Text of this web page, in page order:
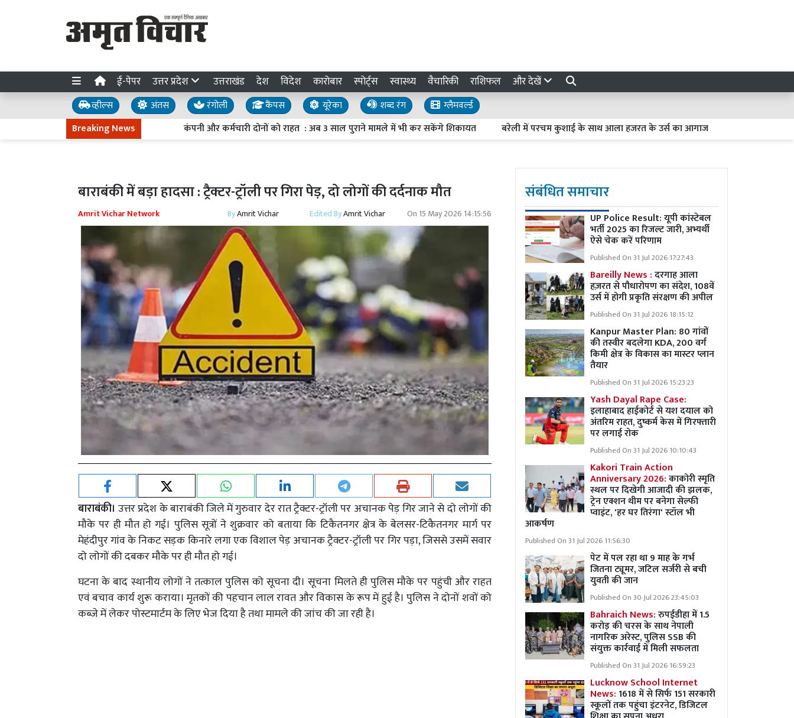
ई-पेपर उत्तर प्रदेश उत्तराखंड देश विदेश कारोबार स्पोर्ट्स स्वास्थ्य वैचारिकी राशिफल और देखें
व्हील्स अंतस रंगोली कैंपस यूरेका शब्द रंग
ग्लैमवर्ल्ड
Breaking News
कंपनी और कर्मचारी दोनों को राहत : अब 3 साल पुराने मामले में भी कर सकेंगे शिकायत बरेली में परचम कुशाई के साथ आला हजरत के उर्स का आगाज
बाराबंकी में बड़ा हादसा : ट्रैक्टर-ट्रॉली पर गिरा पेड़, दो लोगों की दर्दनाक मौत
Amrit Vichar Network ByAmrit Vichar Edited ByAmrit Vichar On 15 May 2026 14:15:56
बाराबंकी। उत्तर प्रदेश के बाराबंकी जिले में गुरुवार देर रात ट्रैक्टर-ट्रॉली पर अचानक पेड़ गिर जाने से दो लोगों की
मौके पर ही मौत हो गई। पुलिस सूत्रों ने शुक्रवार को बताया कि टिकैतनगर क्षेत्र के बेलसर-टिकैतनगर मार्ग पर
मेहंदीपुर गांव के निकट सड़क किनारे लगा एक विशाल पेड़ अचानक ट्रैक्टर-ट्रॉली पर गिर पड़ा, जिससे उसमें सवार
दो लोगों की दबकर मौके पर ही मौत हो गई।
घटना के बाद स्थानीय लोगों ने तत्काल पुलिस को सूचना दी। सूचना मिलते ही पुलिस मौके पर पहुंची और राहत
एवं बचाव कार्य शुरू कराया। मृतकों की पहचान लाल रावत और विकास के रूप में हुई है। पुलिस ने दोनों शवों को
कब्जे में लेकर पोस्टमार्टम के लिए भेज दिया है तथा मामले की जांच की जा रही है।
संबंधित समाचार
UP Police Result: यूपी कांस्टेबल
भर्ती 2025 का रिजल्ट जारी, अभ्यर्थी
ऐसे चेक करें परिणाम
Published On 31 Jul 2026 17:27:43
Bareilly News :दरगाह आला
हज़रत से पौधारोपण का संदेश, 108वें
उर्स में होगी प्रकृति संरक्षण की अपील
Published On 31 Jul 2026 18:15:12
Kanpur Master Plan: 80 गांवों
की तस्वीर बदलेगा KDA, 200 वर्ग
किमी क्षेत्र के विकास का मास्टर प्लान
तैयार
Published On 31 Jul 2026 15:23:23
Yash Dayal Rape Case:
इलाहाबाद हाईकोर्ट से यश दयाल को
अंतरिम राहत, दुष्कर्म केस में गिरफ्तारी
पर लगाई रोक
Published On 31 Jul 2026 10:10:43
Kakori Train Action
Anniversary 2026:काकोरी स्मृति
स्थल पर दिखेगी आजादी की झलक,
ट्रेन एक्शन थीम पर बनेगा सेल्फी
प्वाइंट, 'हर घर तिरंगा' स्टॉल भी
आकर्षण
Published On 31 Jul 2026 11:56:30
पेट में पल रहा था 9 माह के गर्भ
जितना ट्यूमर, जटिल सर्जरी से बची
युवती की जान
Published On 30 Jul 2026 23:45:03
Bahraich News:रुपईडीहा में 1.5
करोड़ की चरस के साथ नेपाली
नागरिक अरेस्ट, पुलिस SSB की
संयुक्त कार्रवाई में मिली सफलता
Published On 31 Jul 2026 16:59:23
Lucknow School Internet
News:1618 में से सिर्फ 151 सरकारी
स्कूलों तक पहुंचा इंटरनेट, डिजिटल